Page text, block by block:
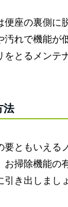
便座の裏側に
汚れで機能が
とるメンテ
法
要ともいえる
お掃除機能の
き出しまし